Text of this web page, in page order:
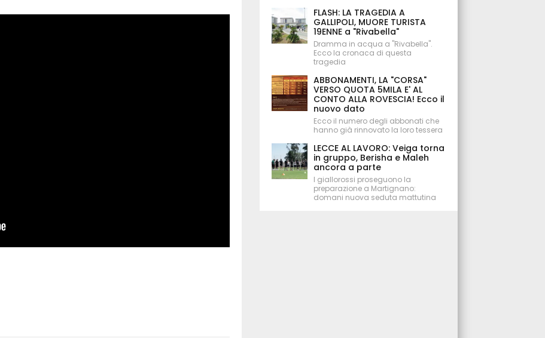
FLASH: LA TRAGEDIA A
GALLIPOLI, MUORE TURISTA
19ENNE a "Rivabella"
Dramma in acqua a "Rivabella".
Ecco la cronaca di questa
tragedia
ABBONAMENTI, LA "CORSA"
VERSO QUOTA 5MILA E' AL
CONTO ALLA ROVESCIA! Ecco il
nuovo dato
Ecco il numero degli abbonati che
hanno già rinnovato la loro tessera
LECCE AL LAVORO: Veiga torna
in gruppo, Berisha e Maleh
ancora a parte
I giallorossi proseguono la
preparazione a Martignano:
domani nuova seduta mattutina